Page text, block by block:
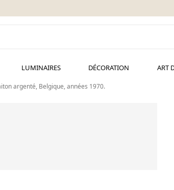
LUMINAIRES DÉCORATION ART
argenté, Belgique, années 1970.